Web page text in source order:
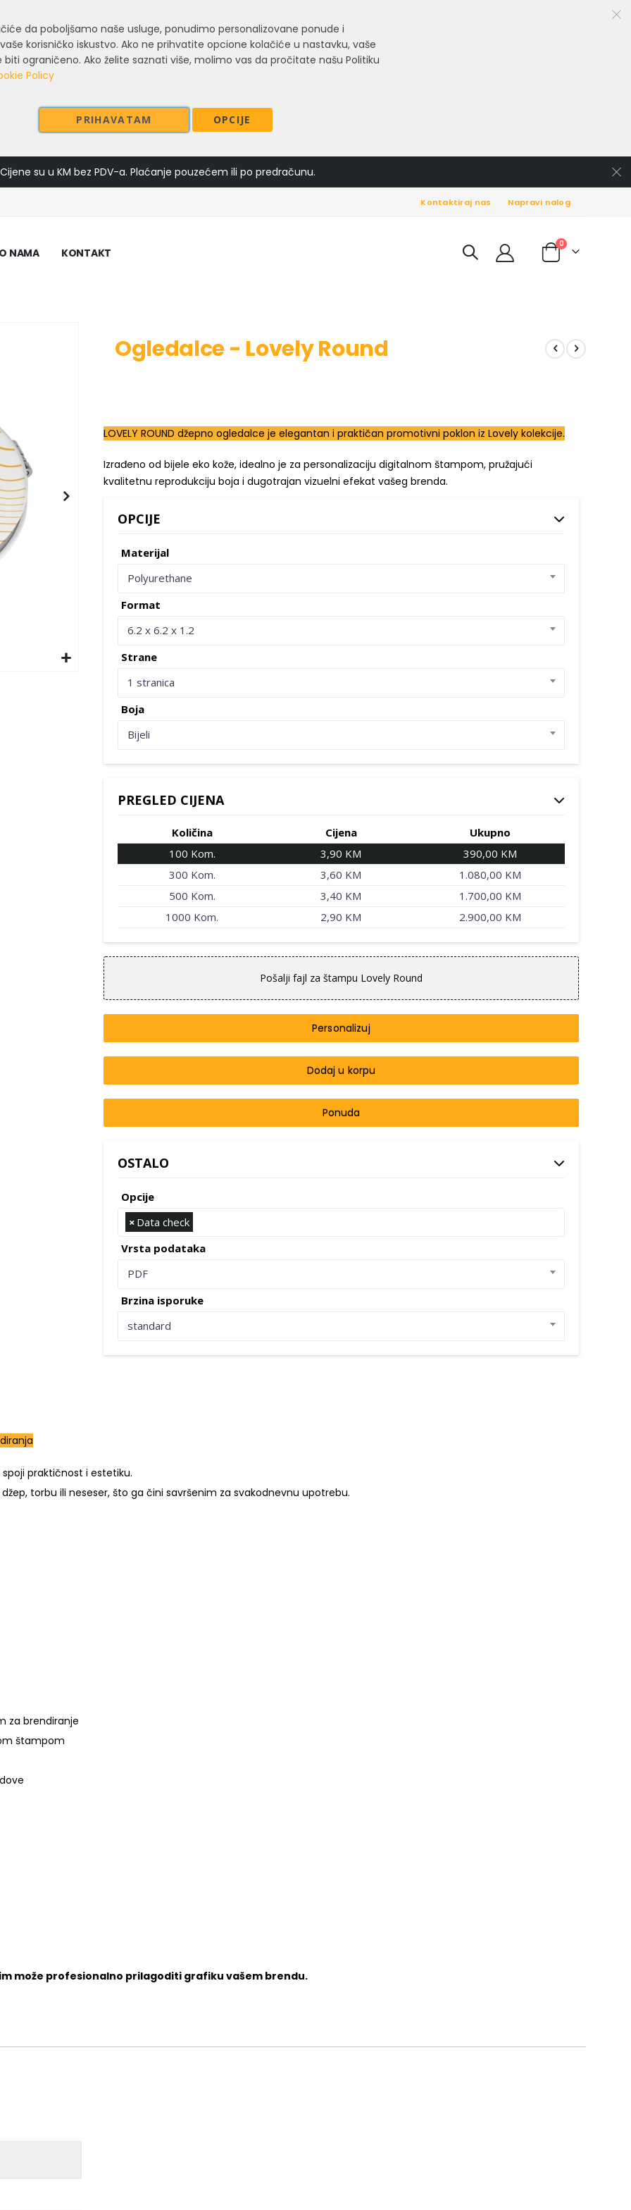
da poboljšamo naše usluge, ponudimo personalizovane ponude i
korisničko iskustvo. Ako ne prihvatite opcione kolačiće u nastavku, vaše
biti ograničeno. Ako želite saznati više, molimo vas da pročitate našu Politiku
Policy
PRIHAVATAM OPCIJE
Cijene su u KM bez PDV-a. Plaćanje pouzećem ili po predračunu.
Kontaktiraj nas Napravi nalog
O NAMA KONTAKT Cart
0items
Ogledalce - Lovely Round
LOVELY ROUND džepno ogledalce je elegantan i praktičan promotivni poklon iz Lovely kolekcije.
Izrađeno od bijele eko kože, idealno je za personalizaciju digitalnom štampom, pružajući
kvalitetnu reprodukciju boja i dugotrajan vizuelni efekat vašeg brenda.
OPCIJE
Materijal
Polyurethane
Format
6.2 x 6.2 x 1.2
Strane
1 stranica
Boja
Bijeli
PREGLED CIJENA
Količina Cijena
Ukupno
100 Kom.
3,90 KM
390,00 KM
300 Kom.
3,60 KM
1.080,00 KM
500 Kom.
3,40 KM
1.700,00 KM
1000 Kom.
2,90 KM 2.900,00 KM
Pošalji fajl za štampu Lovely Round
Personalizuj
Dodaj u korpu
Ponuda
OSTALO
Opcije
× Data check
Vrsta podataka
PDF
Brzina isporuke
standard
spoji praktičnost i estetiku.
torbu ili neseser, što ga čini savršenim za svakodnevnu upotrebu.
za brendiranje
štampom
može profesionalno prilagoditi grafiku vašem brendu.